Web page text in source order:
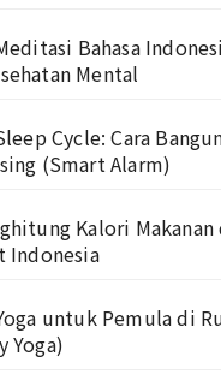
Bahasa
Mental
Cycle: Cara
(Smart Alarm)
Kalori Makanan
Indonesia
untuk Pemula di
Yoga)